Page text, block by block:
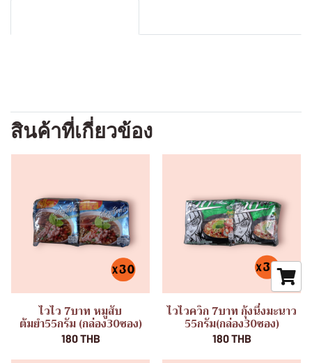
สินค้าที่เกี่ยวข้อง
ไวไว 7บาท หมูสับ
ต้มยำ55กรัม (กล่อง30ซอง)
180 THB
ไวไวควิก 7บาท กุ้งนึ่งมะนาว
55กรัม(กล่อง30ซอง)
180 THB